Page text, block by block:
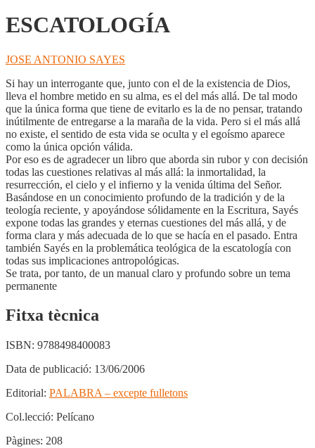
ESCATOLOGÍA
JOSE ANTONIO SAYES
Si hay un interrogante que, junto con el de la existencia de Dios,
lleva el hombre metido en su alma, es el del más allá. De tal modo
que la única forma que tiene de evitarlo es la de no pensar, tratando
inútilmente de entregarse a la maraña de la vida. Pero si el más allá
no existe, el sentido de esta vida se oculta y el egoísmo aparece
como la única opción válida.
Por eso es de agradecer un libro que aborda sin rubor y con decisión
todas las cuestiones relativas al más allá: la inmortalidad, la
resurrección, el cielo y el infierno y la venida última del Señor.
Basándose en un conocimiento profundo de la tradición y de la
teología reciente, y apoyándose sólidamente en la Escritura, Sayés
expone todas las grandes y eternas cuestiones del más allá, y de
forma clara y más adecuada de lo que se hacía en el pasado. Entra
también Sayés en la problemática teológica de la escatología con
todas sus implicaciones antropológicas.
Se trata, por tanto, de un manual claro y profundo sobre un tema
permanente
Fitxa tècnica
ISBN: 9788498400083
Data de publicació: 13/06/2006
Editorial: PALABRA – excepte fulletons
Col.lecció: Pelícano
Pàgines: 208